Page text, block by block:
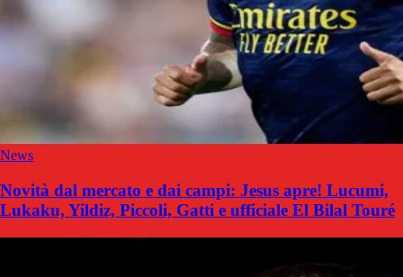
News
Novità dal mercato e dai campi: Jesus apre! Lucumi,
Lukaku, Yildiz, Piccoli, Gatti e ufficiale El Bilal Touré